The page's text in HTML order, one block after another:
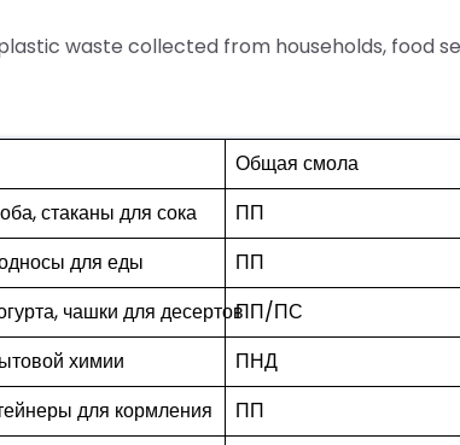
waste collected from households, food
Общая смола
стаканы для сока
ПП
для еды
ПП
чашки для десертовПП/ПС
химии
ПНД
для кормления
ПП